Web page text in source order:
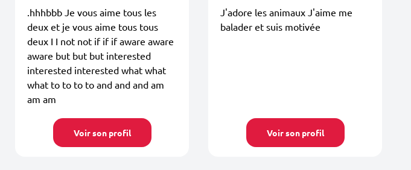
.hhhbbb Je vous aime tous les
deux et je vous aime tous tous
deux I I not not if if if aware aware
aware but but but interested
interested interested what what
what to to to to and and and am
am am
Voir son profil
J'adore les animaux J'aime me
balader et suis motivée
Voir son profil